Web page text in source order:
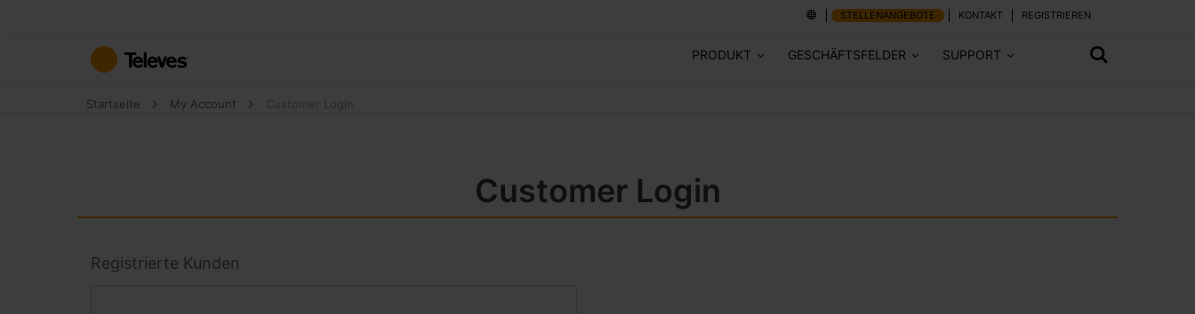
springen
STELLENANGEBOTE KONTAKT REGISTRIEREN
PRODUKT GESCHÄFTSFELDER SUPPORT
Startseite My Account
Customer Login
Registrierte Kunden